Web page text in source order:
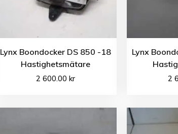
Lynx Boondocker DS 850 -18
Hastighetsmätare
2 600.00kr
Lynx
2